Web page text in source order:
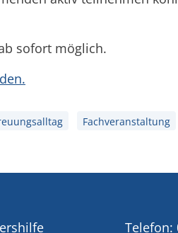
sofort möglich.
Fachveranstaltung
Telefon: